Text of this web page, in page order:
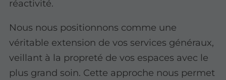
réactivité.
Nous nous positionnons comme une
véritable extension de vos services généraux,
veillant à la propreté de vos espaces avec le
plus grand soin. Cette approche nous permet